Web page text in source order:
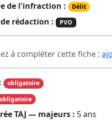
de l'infraction : Délit
rédaction : PVO
à compléter cette fiche :
obligatoire
obligatoire
TAJ — majeurs : 5 ans